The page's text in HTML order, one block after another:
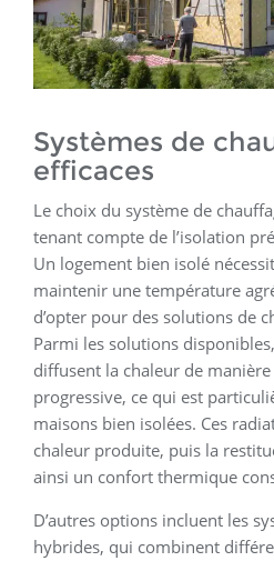
Systèmes de
efficaces
Le choix du système de
tenant compte de l’isolation
Un logement bien isolé
maintenir une température
d’opter pour des solutions de
Parmi les solutions
diffusent la chaleur de
progressive, ce qui est
maisons bien isolées. Ces
chaleur produite, puis la
ainsi un confort thermique
D’autres options incluent les
hybrides, qui combinent